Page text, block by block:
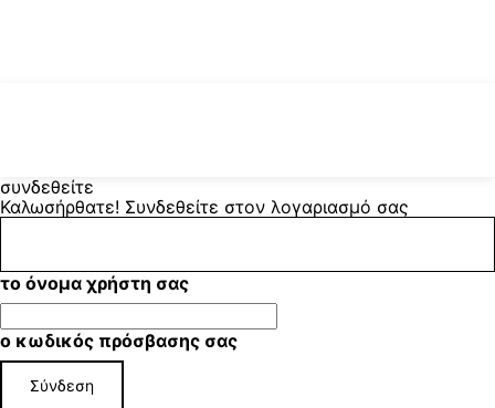
συνδεθείτε
Καλωσήρθατε! Συνδεθείτε στον λογαριασμό σας
το όνομα χρήστη σας
ο κωδικός πρόσβασης σας